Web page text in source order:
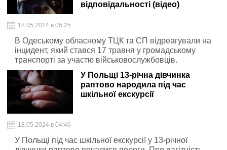
відповідальності (відео)
18.05.2024 в 05:25
В Одеському обласному ТЦК та СП відреагували на
інцидент, який стався 17 травня у громадському
транспорті за участю військовослужбовців.
У Польщі 13-річна дівчинка
раптово народила під час
шкільної екскурсії
18.05.2024 в 04:46
У Польщі під час шкільної екскурсії у 13-річної